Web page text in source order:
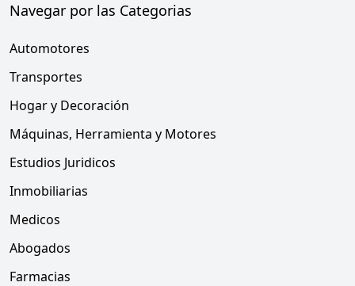
Navegar por las Categorias
Automotores
Transportes
Hogar y Decoración
Máquinas, Herramienta y Motores
Estudios Juridicos
Inmobiliarias
Medicos
Abogados
Farmacias